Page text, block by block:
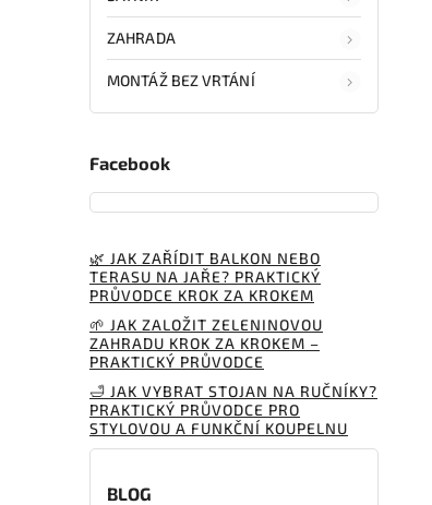
ZAHRADA
MONTÁŽ BEZ VRTÁNÍ
Facebook
🌿 JAK ZAŘÍDIT BALKON NEBO
TERASU NA JAŘE? PRAKTICKÝ
PRŮVODCE KROK ZA KROKEM
🌱 JAK ZALOŽIT ZELENINOVOU
ZAHRADU KROK ZA KROKEM –
PRAKTICKÝ PRŮVODCE
🛁 JAK VYBRAT STOJAN NA RUČNÍKY?
PRAKTICKÝ PRŮVODCE PRO
STYLOVOU A FUNKČNÍ KOUPELNU
BLOG